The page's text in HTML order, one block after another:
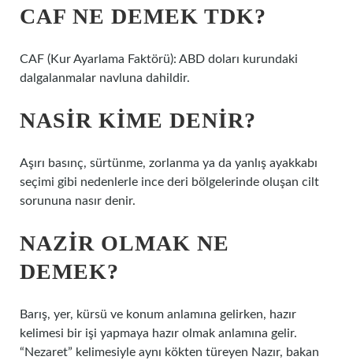
CAF NE DEMEK TDK?
CAF (Kur Ayarlama Faktörü): ABD doları kurundaki
dalgalanmalar navluna dahildir.
NASIR KIME DENIR?
Aşırı basınç, sürtünme, zorlanma ya da yanlış ayakkabı
seçimi gibi nedenlerle ince deri bölgelerinde oluşan cilt
sorununa nasır denir.
NAZIR OLMAK NE
DEMEK?
Barış, yer, kürsü ve konum anlamına gelirken, hazır
kelimesi bir işi yapmaya hazır olmak anlamına gelir.
“Nezaret” kelimesiyle aynı kökten türeyen Nazır, bakan